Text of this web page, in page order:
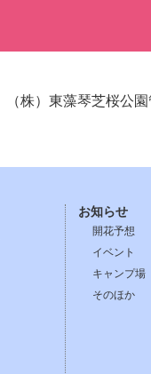
（株）東藻琴芝桜公
お知らせ
開花予想
イベント
キャンプ場
そのほか